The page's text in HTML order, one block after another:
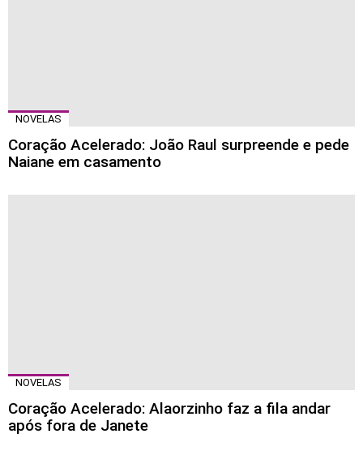
NOVELAS
Coração Acelerado: João Raul surpreende e pede
Naiane em casamento
NOVELAS
Coração Acelerado: Alaorzinho faz a fila andar
após fora de Janete